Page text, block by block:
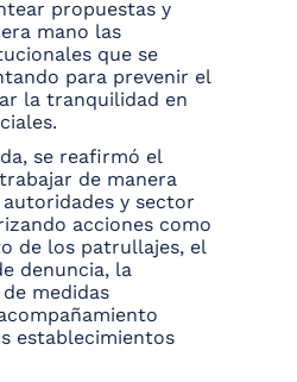
propuestas y
mano las
que se
para prevenir el
la tranquilidad en
se reafirmó el
de manera
y sector
acciones como
de los patrullajes, el
denuncia, la
medidas
establecimientos